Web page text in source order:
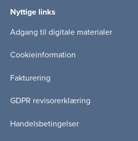
Nyttige links
Adgang til digitale materialer
Cookieinformation
Fakturering
GDPR revisorerklæring
Handelsbetingelser